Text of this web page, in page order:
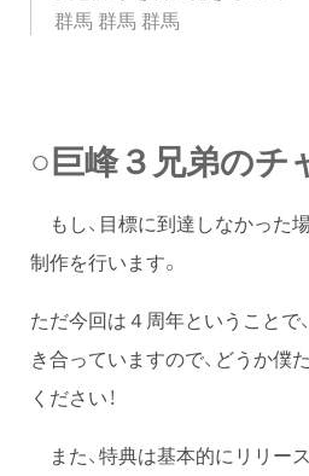
群馬 群馬 群馬
○巨峰３兄弟のチ
もし、目標に到達しなかった
制作を行います。
ただ今回は４周年ということで
き合っていますので、どうか僕
ください！
また、特典は基本的にリリー